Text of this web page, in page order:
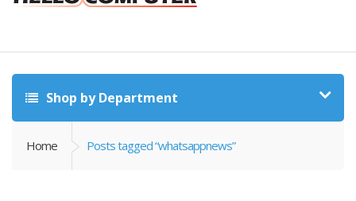
Shop by Department
Home Posts tagged “whatsappnews”